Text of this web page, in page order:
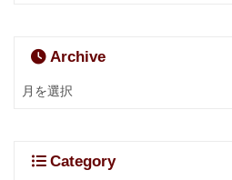
Archive
Category